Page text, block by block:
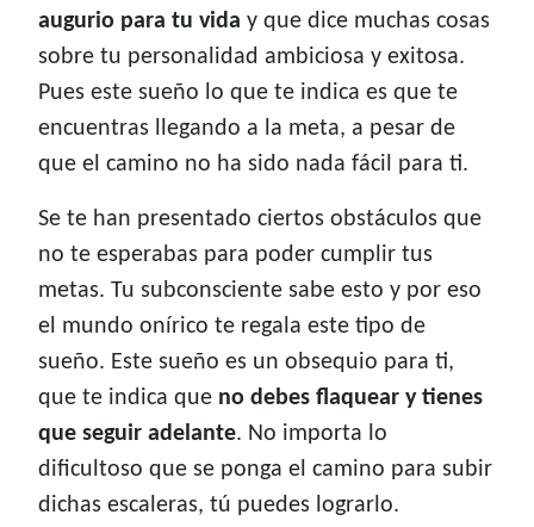
augurio para tu vida y que dice muchas cosas
sobre tu personalidad ambiciosa y exitosa.
Pues este sueño lo que te indica es que te
encuentras llegando a la meta, a pesar de
que el camino no ha sido nada fácil para ti.
Se te han presentado ciertos obstáculos que
no te esperabas para poder cumplir tus
metas. Tu subconsciente sabe esto y por eso
el mundo onírico te regala este tipo de
sueño. Este sueño es un obsequio para ti,
que te indica que no debes flaquear y tienes
que seguir adelante. No importa lo
dificultoso que se ponga el camino para subir
dichas escaleras, tú puedes lograrlo.